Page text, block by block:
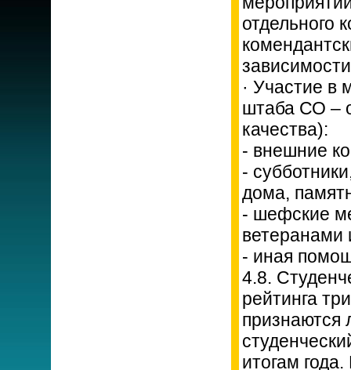
отдельного
· Участие в
штаба СО –
качества):
- внешние
-
дома,
- шефские
ветеранами
- иная
4.8.
рейтинга
итогам